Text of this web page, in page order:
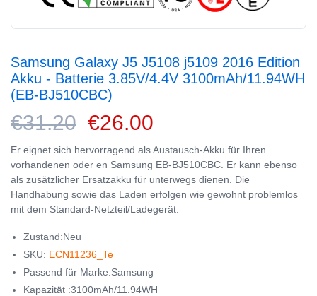
Samsung Galaxy J5 J5108 j5109 2016 Edition
Akku - Batterie 3.85V/4.4V 3100mAh/11.94WH
(EB-BJ510CBC)
€31.20 €26.00
Er eignet sich hervorragend als Austausch-Akku für Ihren
vorhandenen oder en Samsung EB-BJ510CBC. Er kann ebenso
als zusätzlicher Ersatzakku für unterwegs dienen. Die
Handhabung sowie das Laden erfolgen wie gewohnt problemlos
mit dem Standard-Netzteil/Ladegerät.
Zustand:Neu
SKU: ECN11236_Te
Passend für Marke:Samsung
Kapazität :3100mAh/11.94WH